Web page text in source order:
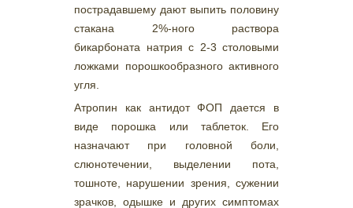
пострадавшему дают выпить половину
стакана 2%-ного раствора
бикарбоната натрия с 2-3 столовыми
ложками порошкообразного активного
угля.
Атропин как антидот ФОП дается в
виде порошка или таблеток. Его
назначают при головной боли,
слюнотечении, выделении пота,
тошноте, нарушении зрения, сужении
зрачков, одышке и других симптомах